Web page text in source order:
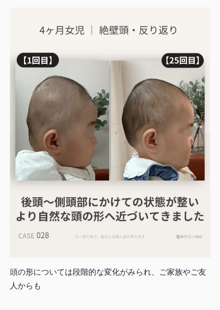
頭の形については段階的な変化がみられ、ご家族やご友
人からも